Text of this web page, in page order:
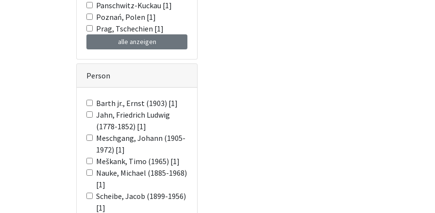
Panschwitz-Kuckau [1]
Poznań, Polen [1]
Prag, Tschechien [1]
alle anzeigen
Person
Barth jr., Ernst (1903) [1]
Jahn, Friedrich Ludwig
(1778-1852) [1]
Meschgang, Johann (1905-
1972) [1]
Meškank, Timo (1965) [1]
Nauke, Michael (1885-1968)
[1]
Scheibe, Jacob (1899-1956)
[1]